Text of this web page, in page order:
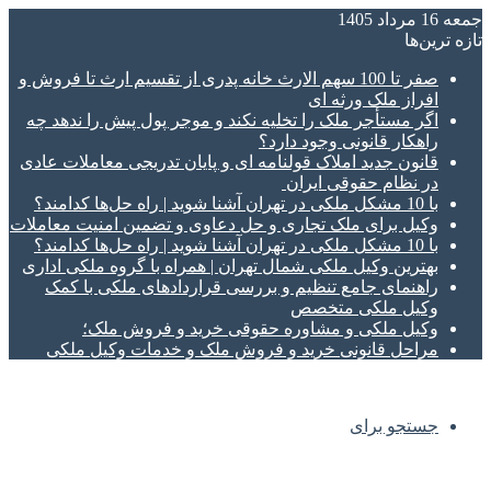
جمعه 16 مرداد 1405
تازه‌ ترین‌ها
صفر تا 100 سهم الارث خانه پدری از تقسیم ارث تا فروش و
افراز ملک ورثه ای
اگر مستأجر ملک را تخلیه نکند و موجر پول پیش را ندهد چه
راهکار قانونی وجود دارد؟
قانون جدید املاک قولنامه ای و پایان تدریجی معاملات عادی
در نظام حقوقی ایران
با 10 مشکل ملکی در تهران آشنا شوید | راه حل‌ها کدامند؟
وکیل برای ملک تجاری و حل دعاوی و تضمین امنیت معاملات
با 10 مشکل ملکی در تهران آشنا شوید | راه حل‌ها کدامند؟
بهترین وکیل ملکی شمال تهران | همراه با گروه ملکی اداری
راهنمای جامع تنظیم و بررسی قراردادهای ملکی با کمک
وکیل ملکی متخصص
وکیل ملکی و مشاوره حقوقی خرید و فروش ملک؛
مراحل قانونی خرید و فروش ملک و خدمات وکیل ملکی
جستجو برای